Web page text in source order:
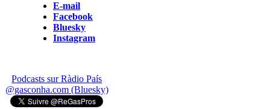
E-mail
Facebook
Bluesky
Instagram
Podcasts sur Ràdio País
@gasconha.com (Bluesky)